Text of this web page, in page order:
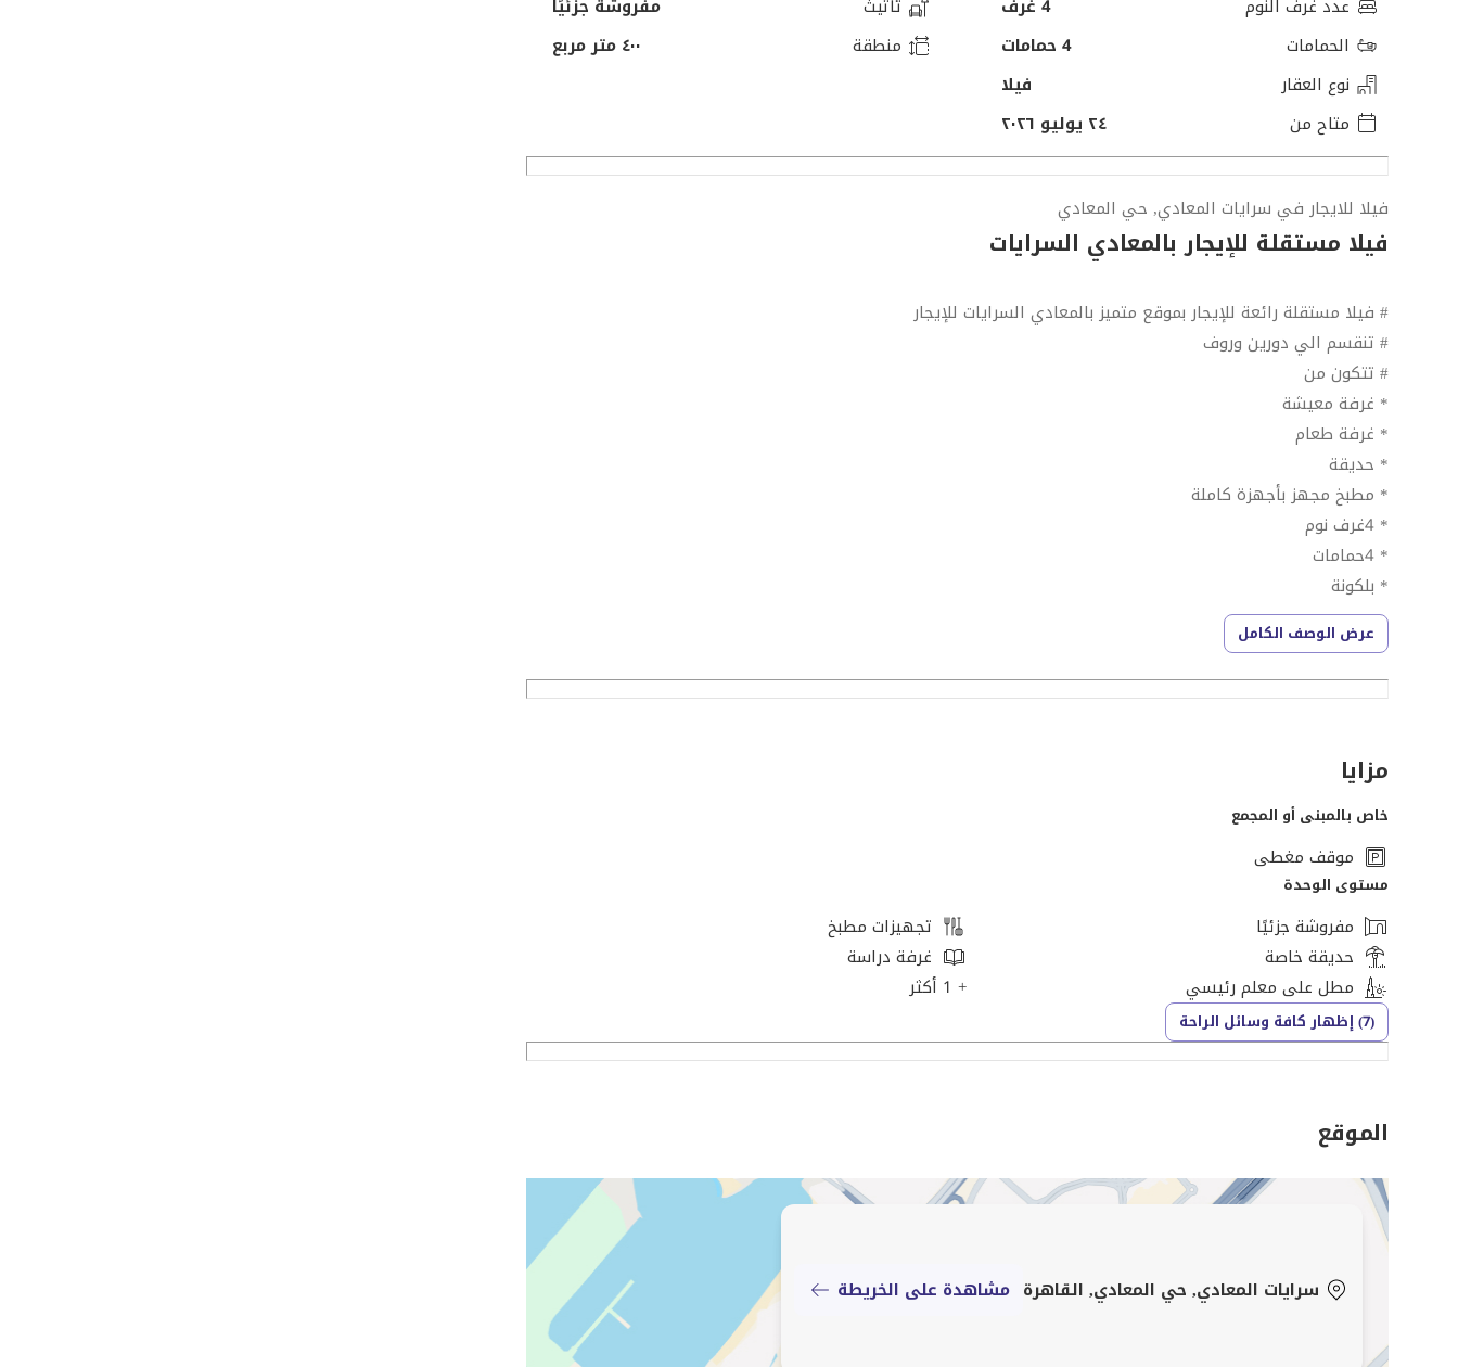
عدد غرف النوم
4 غرف
الحمامات
4 حمامات
نوع العقار
فيلا
متاح من
٢٤ يوليو ٢٠٢٦
تأثيث
مفروشة جزئيًا
منطقة
٤٠٠ متر مربع
فيلا للايجار في سرايات المعادي, حي المعادي
فيلا مستقلة للإيجار بالمعادي السرايات
# فيلا مستقلة رائعة للإيجار بموقع متميز بالمعادي السرايات للإيجار
# تنقسم الي دورين وروف
# تتكون من
* غرفة معيشة
* غرفة طعام
* حديقة
* مطبخ مجهز بأجهزة كاملة
* 4غرف نوم
* 4حمامات
* بلكونة
* روف
# الفيلا بها
* تكيفات
* أرضيات خشب
شركة هوم ريالتورز فخورة بتقديم فريق محترف لخدمتك وجميع الاستفسارات. نحن
نسعى جاهدين لتزويد عملائنا بالخيارات المطلوبة من خلال البحث ليس فقط في السوق
، ولكن أيضًا في ما يناسب المعايير
لن نتوقف حتى نقدم لك خيارات تناسب
.احتياجاتك. هذا هو ما يجعلنا شركة فريدة وجديرة بالثقة
عرض الوصف الكامل
مزايا
خاص بالمبنى أو المجمع
موقف مغطى
مستوى الوحدة
مفروشة جزئيًا
تجهيزات مطبخ
حديقة خاصة
غرفة دراسة
مطل على معلم رئيسي
+ 1 أكثر
(7) إظهار كافة وسائل الراحة
الموقع
سرايات المعادي, حي المعادي, القاهرة مشاهدة على الخريطة